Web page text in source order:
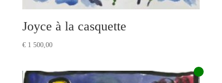
Joyce à la casquette
€1 500,00